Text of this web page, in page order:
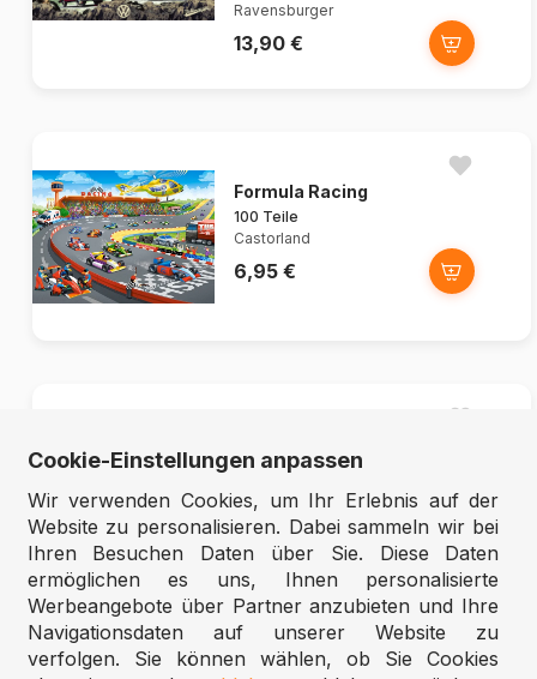
Ravensburger
13,90 €
Formula Racing
100 Teile
Castorland
6,95 €
500 Teile
Castorland
6,95 €
Cookie-Einstellungen anpassen
Wir verwenden Cookies, um Ihr Erlebnis auf der
Website zu personalisieren. Dabei sammeln wir bei
Ihren Besuchen Daten über Sie. Diese Daten
ermöglichen es uns, Ihnen personalisierte
Werbeangebote über Partner anzubieten und Ihre
Navigationsdaten auf unserer Website zu
verfolgen. Sie können wählen, ob Sie Cookies